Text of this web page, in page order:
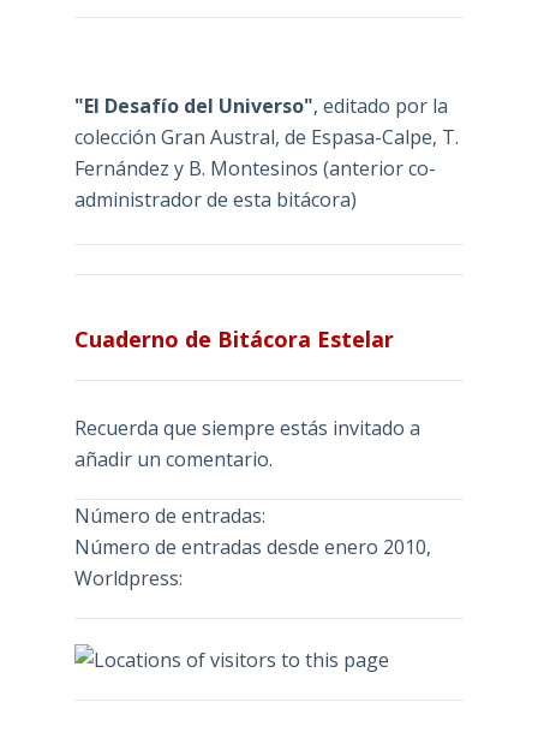
"El Desafío del Universo", editado por la
colección Gran Austral, de Espasa-Calpe, T.
Fernández y B. Montesinos (anterior co-
administrador de esta bitácora)
Cuaderno de Bitácora Estelar
Recuerda que siempre estás invitado a
añadir un comentario.
Número de entradas:
Número de entradas desde enero 2010,
Worldpress: